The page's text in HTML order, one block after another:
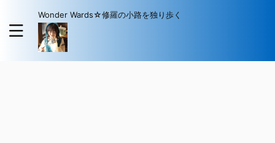
Wonder Wards☆修羅の小路を独り歩く